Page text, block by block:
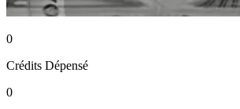
0
Crédits Dépensé
0